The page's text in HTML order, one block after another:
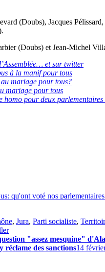
(Doubs), Jacques
(Doubs) et Jean-Michel
et sur twitter
à la manif pour tous
mariage pour tous?
mariage pour tous
homo pour deux
qu'ont voté nos
, Jura, Parti socialiste,
"assez mesquine"
des sanctions14